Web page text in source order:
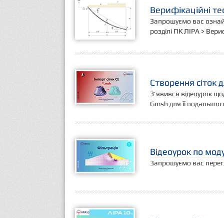
Верифікаційні
Запрошуємо вас
розділі ПК ЛІРА >
Створення сіток
З’явився відеоурок
Gmsh для її
Відеоурок по
Запрошуємо вас